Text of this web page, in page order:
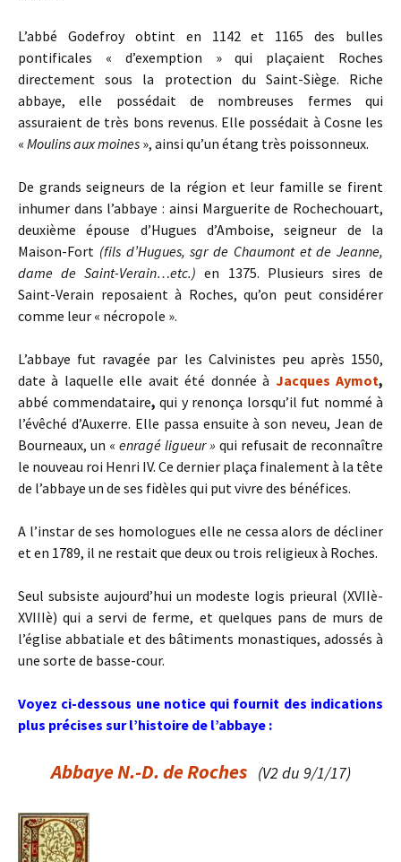
L’abbé Godefroy obtint en 1142 et 1165 des bulles
pontificales « d’exemption » qui plaçaient Roches
directement sous la protection du Saint-Siège. Riche
abbaye, elle possédait de nombreuses fermes qui
assuraient de très bons revenus. Elle possédait à Cosne les
« Moulins aux moines », ainsi qu’un étang très poissonneux.
De grands seigneurs de la région et leur famille se firent
inhumer dans l’abbaye : ainsi Marguerite de Rochechouart,
deuxième épouse d’Hugues d’Amboise, seigneur de la
Maison-Fort (fils d’Hugues, sgr de Chaumont et de Jeanne,
dame de Saint-Verain…etc.)en 1375. Plusieurs sires de
Saint-Verain reposaient à Roches, qu’on peut considérer
comme leur « nécropole ».
L’abbaye fut ravagée par les Calvinistes peu après 1550,
date à laquelle elle avait été donnée à Jacques Aymot,
abbé commendataire, qui y renonça lorsqu’il fut nommé à
l’évêché d’Auxerre. Elle passa ensuite à son neveu, Jean de
Bourneaux, un « enragé ligueur » qui refusait de reconnaître
le nouveau roi Henri IV. Ce dernier plaça finalement à la tête
de l’abbaye un de ses fidèles qui put vivre des bénéfices.
A l’instar de ses homologues elle ne cessa alors de décliner
et en 1789, il ne restait que deux ou trois religieux à Roches.
Seul subsiste aujourd’hui un modeste logis prieural (XVIIè-
XVIIIè) qui a servi de ferme, et quelques pans de murs de
l’église abbatiale et des bâtiments monastiques, adossés à
une sorte de basse-cour.
Voyez ci-dessous une notice qui fournit des indications
plus précises sur l’histoire de l’abbaye :
Abbaye N.-D. de Roches (V2 du 9/1/17)